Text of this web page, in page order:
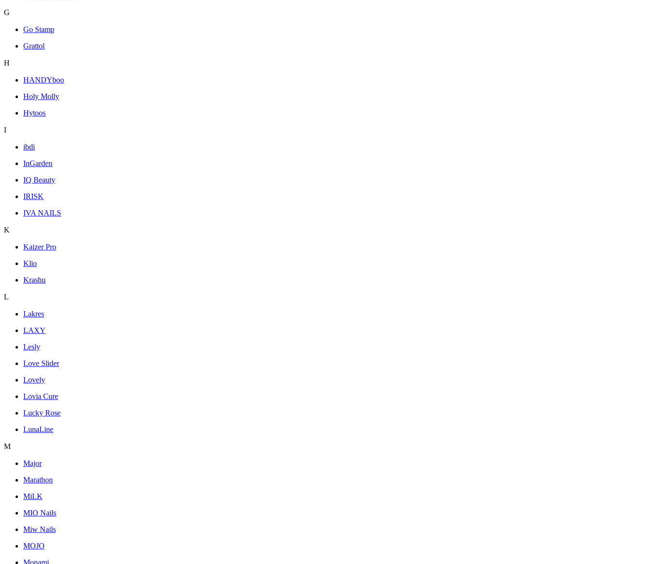
G
Go Stamp
Grattol
H
HANDYboo
Holy Molly
Hytoos
I
ibdi
InGarden
IQ Beauty
IRISK
IVA NAILS
K
Kaizer Pro
Klio
Krashu
L
Lakres
LAXY
Lesly
Love Slider
Lovely
Lovia Cure
Lucky Rose
LunaLine
M
Major
Marathon
MiLK
MIO Nails
Miw Nails
MOJO
Monami